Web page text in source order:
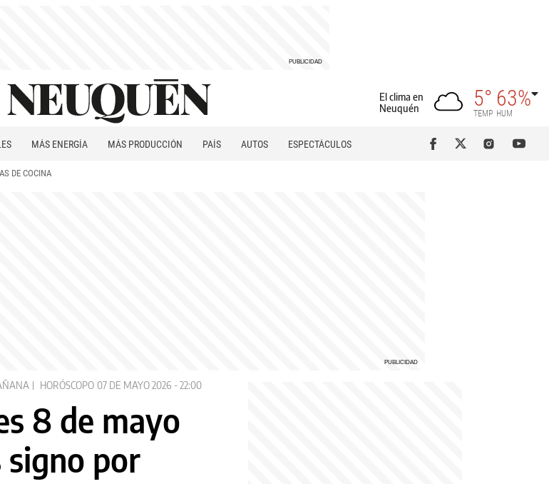
El clima en
Neuquén
5°
TEMP
63%
HUM
MÁS ENERGÍA MÁS PRODUCCIÓN PAÍS AUTOS
ESPECTÁCULOS
DE COCINA
HORÓSCOPO 07 DE MAYO 2026 - 22:00
8 de mayo
signo por